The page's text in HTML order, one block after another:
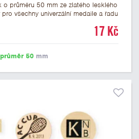
o průměru 50 mm ze zlatého lesklého
všechny univerzální medaile a řadu
vytisknout logo nebo text dle vašeho
17 Kč
průměr 50 mm